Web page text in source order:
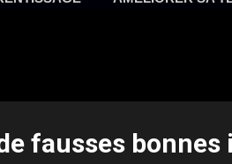
fausses bonnes